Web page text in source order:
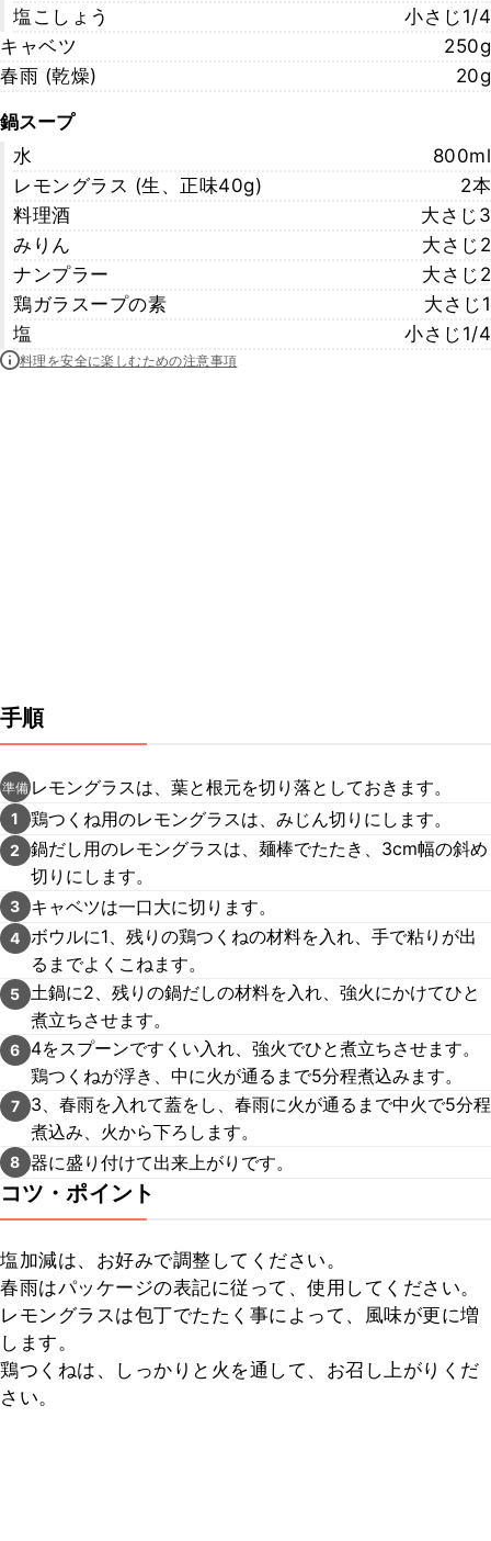
塩こしょう
小さじ1/4
キャベツ
250g
春雨 (乾燥)
20g
鍋スープ
水
800ml
レモングラス (生、正味40g)
2本
料理酒
大さじ3
みりん
大さじ2
ナンプラー
大さじ2
鶏ガラスープの素
大さじ1
塩
小さじ1/4
料理を安全に楽しむための注意事項
手順
準備 レモングラスは、葉と根元を切り落としておきます。
1 鶏つくね用のレモングラスは、みじん切りにします。
2
鍋だし用のレモングラスは、麺棒でたたき、3cm幅の斜め
切りにします。
3 キャベツは一口大に切ります。
4 ボウルに1、残りの鶏つくねの材料を入れ、手で粘りが出
るまでよくこねます。
5 土鍋に2、残りの鍋だしの材料を入れ、強火にかけてひと
煮立ちさせます。
6
4をスプーンですくい入れ、強火でひと煮立ちさせます。
鶏つくねが浮き、中に火が通るまで5分程煮込みます。
7
3、春雨を入れて蓋をし、春雨に火が通るまで中火で5分程
煮込み、火から下ろします。
8 器に盛り付けて出来上がりです。
コツ・ポイント
塩加減は、お好みで調整してください。
春雨はパッケージの表記に従って、使用してください。
レモングラスは包丁でたたく事によって、風味が更に増
します。
鶏つくねは、しっかりと火を通して、お召し上がりくだ
さい。